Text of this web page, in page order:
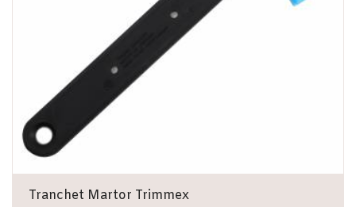
Tranchet Martor Trimmex